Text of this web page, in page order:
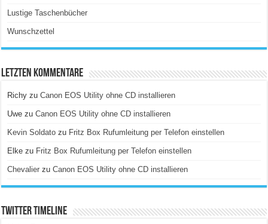
Lustige Taschenbücher
Wunschzettel
Letzten Kommentare
Richy zuCanon EOS Utility ohne CD installieren
Uwe zuCanon EOS Utility ohne CD installieren
Kevin Soldato zu Fritz Box Rufumleitung per Telefon einstellen
Elke zu Fritz Box Rufumleitung per Telefon einstellen
Chevalier zuCanon EOS Utility ohne CD installieren
Twitter Timeline